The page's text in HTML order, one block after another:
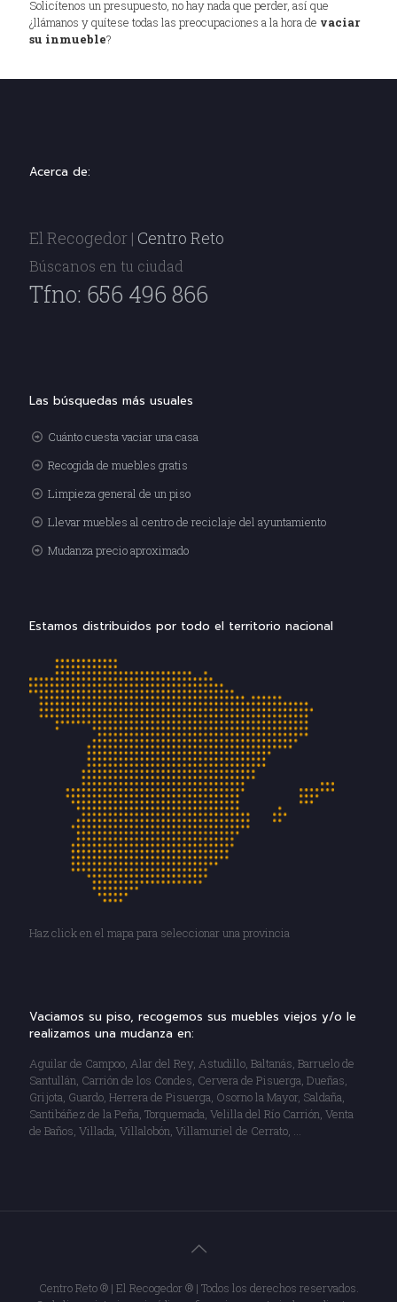
Solicítenos un presupuesto, no hay nada que perder, así que
¿llámanos y quítese todas las preocupaciones a la hora de vaciar
su inmueble?
Acerca de:
El Recogedor | Centro Reto
Búscanos en tu ciudad
Tfno: 656 496 866
Las búsquedas más usuales
Cuánto cuesta vaciar una casa
Recogida de muebles gratis
Limpieza general de un piso
Llevar muebles al centro de reciclaje del ayuntamiento
Mudanza precio aproximado
Estamos distribuidos por todo el territorio nacional
Haz click en el mapa para seleccionar una provincia
Vaciamos su piso, recogemos sus muebles viejos y/o le
realizamos una mudanza en:
Aguilar de Campoo, Alar del Rey, Astudillo, Baltanás, Barruelo de
Santullán, Carrión de los Condes, Cervera de Pisuerga, Dueñas,
Grijota, Guardo, Herrera de Pisuerga, Osorno la Mayor, Saldaña,
Santibáñez de la Peña, Torquemada, Velilla del Río Carrión, Venta
de Baños, Villada, Villalobón, Villamuriel de Cerrato, …
Centro Reto ® | El Recogedor ® | Todos los derechos reservados.